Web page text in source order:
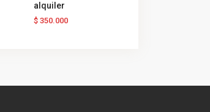
alquiler
$ 350.000